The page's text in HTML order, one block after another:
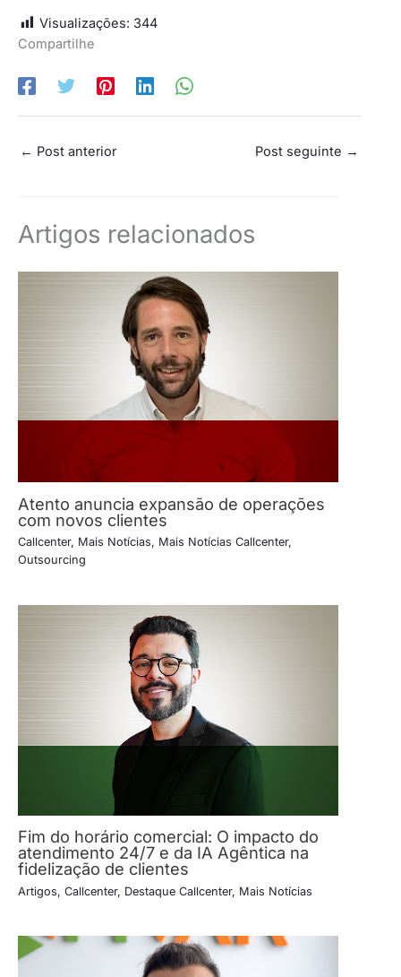
Visualizações: 344
Compartilhe
← Post anterior Post seguinte →
Artigos relacionados
Atento anuncia expansão de operações
com novos clientes
Callcenter, Mais Notícias, Mais Notícias Callcenter,
Outsourcing
Fim do horário comercial: O impacto do
atendimento 24/7 e da IA Agêntica na
fidelização de clientes
Artigos, Callcenter, Destaque Callcenter, Mais Notícias